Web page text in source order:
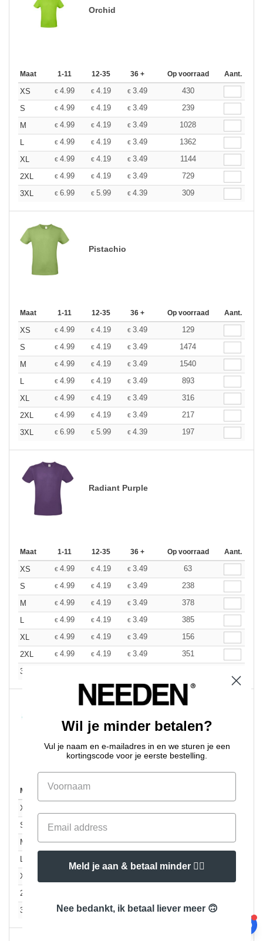
Orchid
Maat 1-11 12-35 36 + Op voorraad Aant.
XS € 4.99 € 4.19 € 3.49
430
S
€ 4.99 € 4.19 € 3.49
239
M
€ 4.99 € 4.19 € 3.49
1028
L
€ 4.99 € 4.19 € 3.49
1362
XL
€ 4.99 € 4.19 € 3.49
1144
2XL
€ 4.99 € 4.19 € 3.49
729
3XL
€ 6.99 € 5.99 € 4.39 309
Pistachio
Maat 1-11 12-35 36 + Op voorraad Aant.
XS € 4.99 € 4.19 € 3.49
129
S
€ 4.99 € 4.19 € 3.49
1474
M
€ 4.99 € 4.19 € 3.49
1540
L
€ 4.99 € 4.19 € 3.49
893
XL
€ 4.99 € 4.19 € 3.49
316
2XL
€ 4.99 € 4.19 € 3.49
217
3XL
€ 6.99 € 5.99 € 4.39 197
Radiant Purple
Maat 1-11 12-35 36 + Op voorraad Aant.
XS € 4.99 € 4.19 € 3.49
63
S
€ 4.99 € 4.19 € 3.49
238
M
€ 4.99 € 4.19 € 3.49
378
L
€ 4.99 € 4.19 € 3.49
385
XL
€ 4.99 € 4.19 € 3.49
156
2XL
€ 4.99 € 4.19 € 3.49
351
3XL
Real Turquoise
Maat 1-11
XS
S
€4.99 €4.19
M
€4.99 €4.19 €3.49
152
L
XL
2XL
3XL
€6.99 €5.99 €4.39 263
Wil je minder betalen?
Vul je naam en e-mailadres in en we sturen je een
kortingscode voor je eerste bestelling.
Meld je aan & betaal minder 👍🏼
Nee bedankt, ik betaal liever meer 🙃